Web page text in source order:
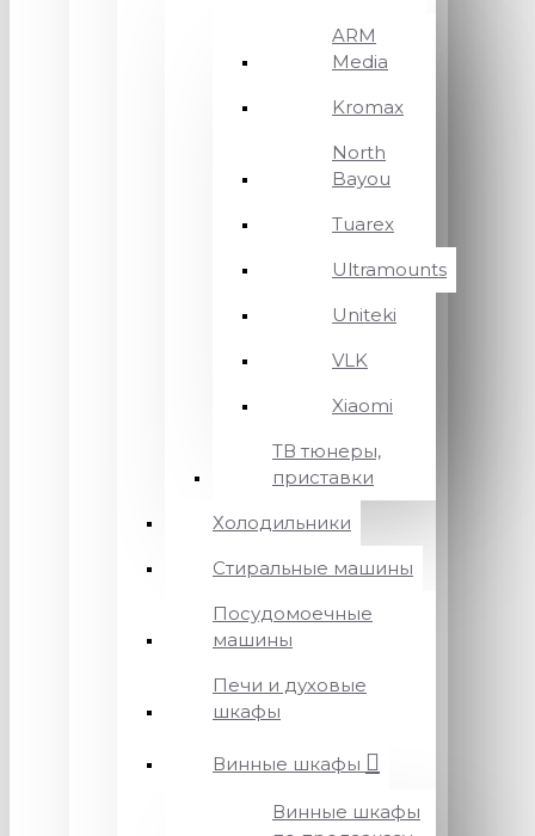
ARM
Media
Kromax
North
Bayou
Tuarex
Ultramounts
Uniteki
VLK
Xiaomi
ТВ тюнеры,
приставки
Холодильники
Стиральные машины
Посудомоечные
машины
Печи и духовые
шкафы
Винные шкафы
Винные шкафы